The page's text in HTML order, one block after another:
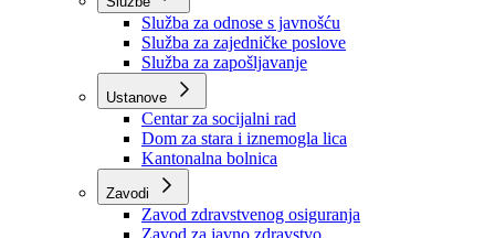
Organizacije
Službe
Služba za odnose s javnošću
Služba za zajedničke poslove
Služba za zapošljavanje
Ustanove
Centar za socijalni rad
Dom za stara i iznemogla lica
Kantonalna bolnica